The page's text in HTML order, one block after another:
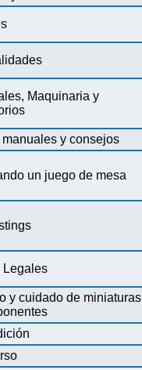
Maquinaria y
manuales y consejos
un juego de mesa
Legales
y cuidado de miniaturas